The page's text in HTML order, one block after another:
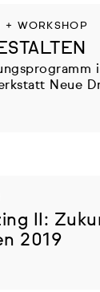
+ WORKSHOP
Neue
II:
2019